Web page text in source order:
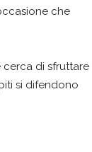
che
di sfruttare
si difendono